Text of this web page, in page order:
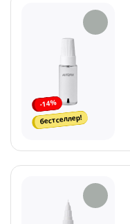
-14%
бестселлер!